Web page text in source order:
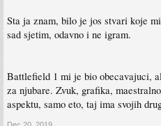
Sta ja znam, bilo je jos stvari koje
sad sjetim, odavno i ne igram.
Battlefield 1 mi je bio obecavajuci,
za njubare. Zvuk, grafika,
aspektu, samo eto, taj ima svojih